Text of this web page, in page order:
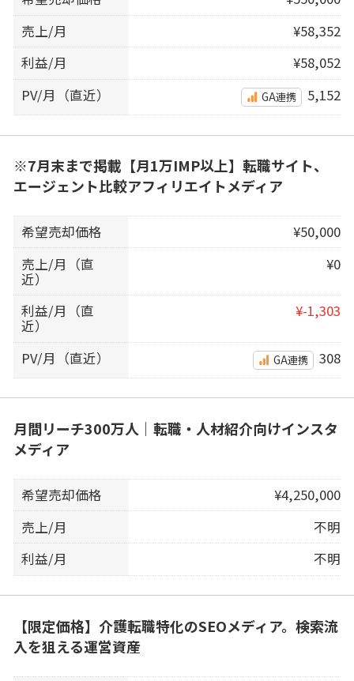
売上/月
¥58,352
利益/月
¥58,052
PV/月（直近）
GA連携 5,152
※7月末まで掲載【月1万IMP以上】転職サイト、
エージェント比較アフィリエイトメディア
希望売却価格
¥50,000
売上/月（直
近）
¥0
利益/月（直
近）
¥-1,303
PV/月（直近） GA連携 308
月間リーチ300万人｜転職・人材紹介向けインスタ
メディア
希望売却価格
¥4,250,000
売上/月
不明
利益/月
不明
【限定価格】介護転職特化のSEOメディア。検索流
入を狙える運営資産